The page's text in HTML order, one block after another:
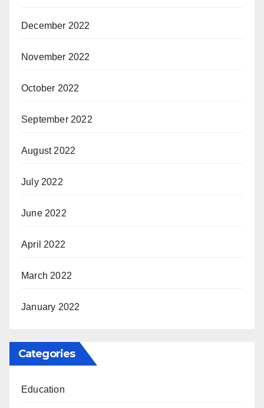
December 2022
November 2022
October 2022
September 2022
August 2022
July 2022
June 2022
April 2022
March 2022
January 2022
Categories
Education